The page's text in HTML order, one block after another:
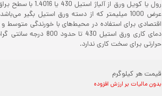
عرض 1000 میلیمتر که از دسته ورق استیل بگیر
اقتصادی برای استفاده در محیط‌های با خورندگی متوسط و
دمای کاری ورق استیل 430
حرارتی برای سخت کاری ندارد.
قیمت هر کیلوگرم
بدون مالیات بر ارزش افزوده